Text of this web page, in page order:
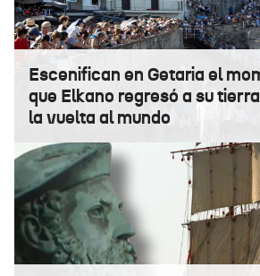
Escenifican en Getaria el
que Elkano regresó a su
la vuelta al mundo